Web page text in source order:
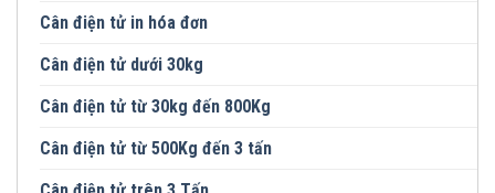
Cân điện tử in hóa đơn
Cân điện tử dưới 30kg
Cân điện tử từ 30kg đến 800Kg
Cân điện tử từ 500Kg đến 3 tấn